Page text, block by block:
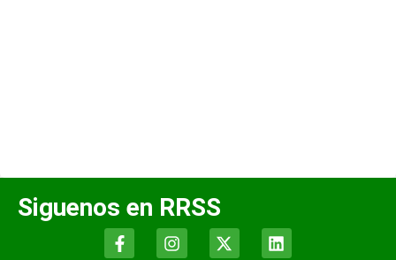
Siguenos en RRSS